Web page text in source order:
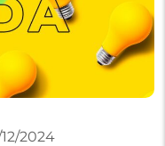
2024